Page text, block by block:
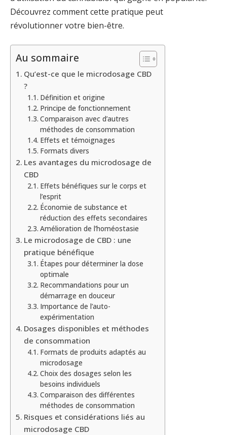
Découvrez comment cette pratique peut
révolutionner votre bien-être.
Au sommaire
Qu’est-ce que le microdosage CBD
?
Définition et origine
Principe de fonctionnement
Comparaison avec d’autres
méthodes de consommation
Effets et témoignages
Formats divers
Les avantages du microdosage de
CBD
Effets bénéfiques sur le corps et
l’esprit
Économie de substance et
réduction des effets secondaires
Amélioration de l’homéostasie
Le microdosage de CBD : une
pratique bénéfique
Étapes pour déterminer la dose
optimale
Recommandations pour un
démarrage en douceur
Importance de l’auto-
expérimentation
Dosages disponibles et méthodes
de consommation
Formats de produits adaptés au
microdosage
Choix des dosages selon les
besoins individuels
Comparaison des différentes
méthodes de consommation
Risques et considérations liés au
microdosage CBD